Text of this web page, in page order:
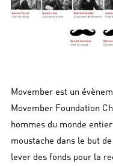
Movember est un
Movember Foundation
hommes du monde
moustache dans le but
lever des fonds pour la